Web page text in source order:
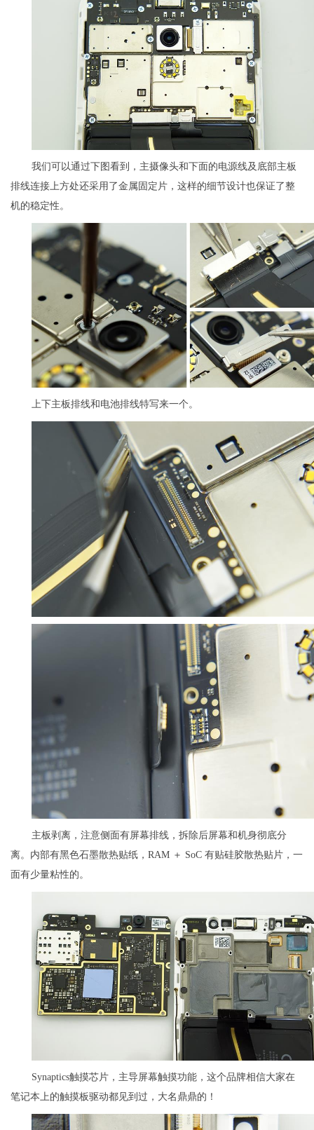
我们可以通过下图看到，主摄像头和下面的电源线及底部主板
排线连接上方处还采用了金属固定片，这样的细节设计也保证了整
机的稳定性。
上下主板排线和电池排线特写来一个。
主板剥离，注意侧面有屏幕排线，拆除后屏幕和机身彻底分
离。内部有黑色石墨散热贴纸，RAM ＋ SoC 有贴硅胶散热贴片，一
面有少量粘性的。
Synaptics触摸芯片，主导屏幕触摸功能，这个品牌相信大家在
笔记本上的触摸板驱动都见到过，大名鼎鼎的！